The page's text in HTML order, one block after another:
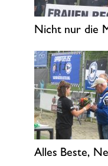
Nicht nur die
Alles Beste,